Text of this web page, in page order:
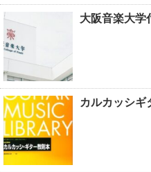
大阪音楽大学
カルカッシギ